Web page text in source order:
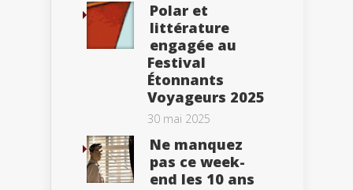
Polar et
littérature
engagée au
Festival
Étonnants
Voyageurs 2025
30 mai 2025
Ne manquez
pas ce week-
end les 10 ans